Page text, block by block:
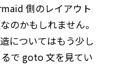
側のレイアウト
のかもしれません。
についてはもう少し
で goto 文を見てい